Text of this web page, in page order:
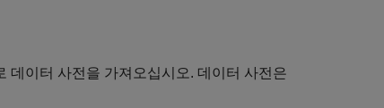
데이터 사전을 가져오십시오. 데이터 사전은